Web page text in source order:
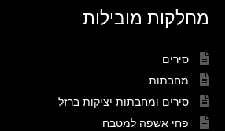
מחלקות מובילות
סירים
מחבתות
סירים ומחבתות יציקות ברזל
פחי אשפה למטבח